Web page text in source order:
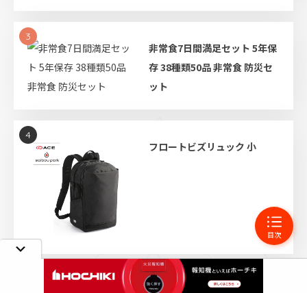
目次
非常食7日間満足セット 5年保
存 38種類50品 非常食 防災セ
ット
3
フロートビズリュック 小
4